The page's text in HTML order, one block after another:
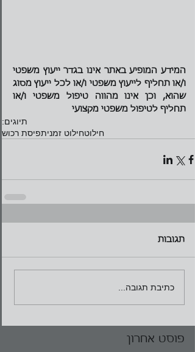
תחליף לטיפול משפטי מקצועי
תיוגים:
חילוטחילוט זמניתפיסת רכוש
תגובות
כתיבת תגובה...
פוסט אחרון